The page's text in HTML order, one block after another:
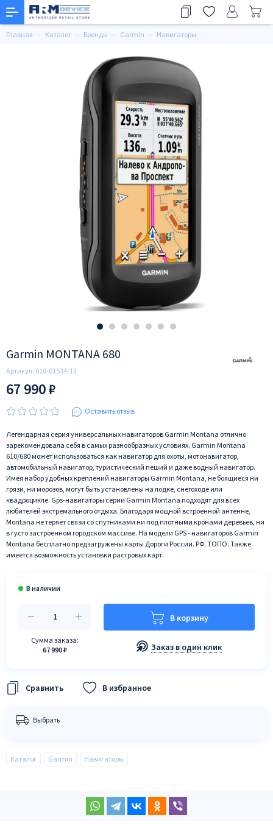
Главная Каталог Бренды Garmin Навигаторы
Garmin MONTANA 680
Артикул: 010-01534-13
67 990 ₽
Оставить отзыв
Легендарная серия универсальных навигаторов Garmin Montana отлично
зарекомендовала себя в самых разнообразных условиях. Garmin Montana
610/680 может иcпользоваться как навигатор для охоты, мотонавигатор,
автомобильный навигатор, туристический пеший и даже водный навигатор.
Имея набор удобных креплений навигаторы Garmin Montana, не боящиеся ни
грязи, ни морозов, могут быть установлены на лодке, снегоходе или
квадроцикле. Gps-навигаторы серии Garmin Montana подходят для всех
любителей экстремального отдыха. Благодаря мощной встроенной антенне,
Montana не теряет связи со спутниками ни под плотными кронами деревьев, ни
в густо застроенном городском массиве. На модели GPS - навигаторов Garmin
Montana бесплатно предзагружены карты Дороги России. РФ. ТОПО. Также
имеется возможность установки растровых карт.
Сумма заказа:
67 990 ₽
В корзину
Заказ в один клик
В избранное
Выбрать
Каталог Garmin Навигаторы